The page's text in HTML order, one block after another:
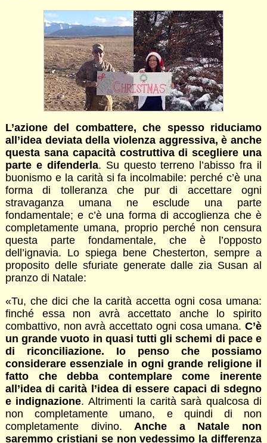
L’azione del combattere, che spesso riduciamo
all’idea deviata della violenza aggressiva, è anche
questa sana capacità costruttiva di scegliere una
parte e difenderla. Su questo terreno l’abisso fra il
buonismo e la carità si fa incolmabile: perché c’è una
forma di tolleranza che pur di accettare ogni
stravaganza umana ne esclude una parte
fondamentale; e c’è una forma di accoglienza che è
completamente umana, proprio perché non censura
questa parte fondamentale, che è l’opposto
dell’ignavia. Lo spiega bene Chesterton, sempre a
proposito delle sfuriate generate dalle zia Susan al
pranzo di Natale:
«Tu, che dici che la carità accetta ogni cosa umana:
finché essa non avrà accettato anche lo spirito
combattivo, non avrà accettato ogni cosa umana.C’è
un grande vuoto in quasi tutti gli schemi di pace e
di riconciliazione. Io penso che possiamo
considerare essenziale in ogni grande religione il
fatto che debba contemplare come inerente
all’idea di carità l’idea di essere capaci di sdegno
e indignazione. Altrimenti la carità sarà qualcosa di
non completamente umano, e quindi di non
completamente divino. Anche a Natale non
saremmo cristiani se non vedessimo la differenza